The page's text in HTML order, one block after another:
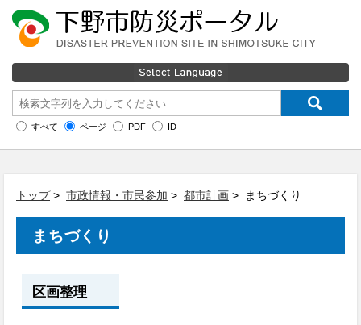
すべて ページ PDF ID
トップ> 市政情報・市民参加 > 都市計画 > まちづくり
まちづくり
区画整理